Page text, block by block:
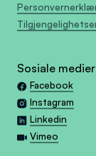
Sosiale medier
Facebook
Instagram
Linkedin
Vimeo